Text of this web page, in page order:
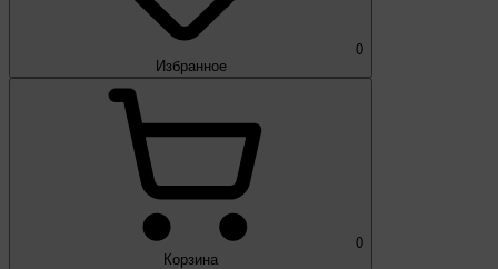
0
Избранное
0
Корзина